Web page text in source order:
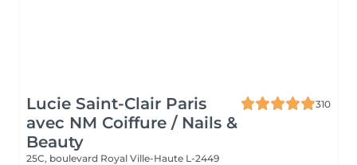
Lucie Saint-Clair Paris
avec NM Coiffure / Nails &
Beauty
310
25C, boulevard Royal Ville-Haute L-2449